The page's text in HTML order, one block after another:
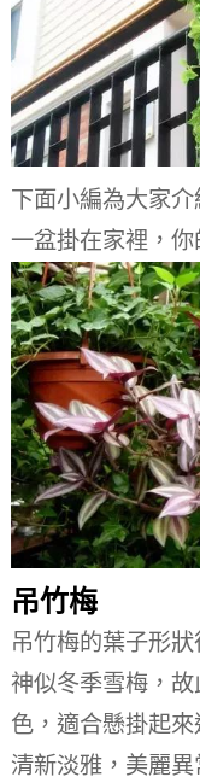
下面小編為大家
一盆掛在家裡，你
吊竹梅
吊竹梅的葉子形
神似冬季雪梅，故
色，適合懸掛起
清新淡雅，美麗異